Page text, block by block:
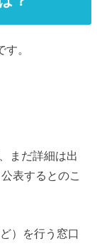
。
まだ詳細は出
表するとのこ
）を行う窓口